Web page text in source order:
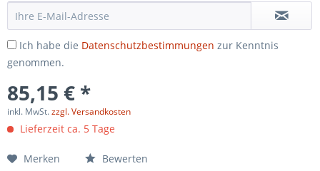
Ich habe die Datenschutzbestimmungen zur Kenntnis
genommen.
85,15 € *
inkl. MwSt.zzgl. Versandkosten
Lieferzeit ca. 5 Tage
Merken Bewerten